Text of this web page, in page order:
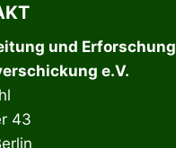
und Erforschung
e.V.
43